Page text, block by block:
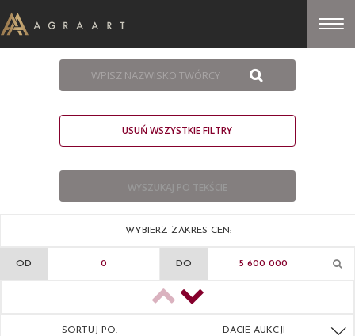
USUŃ WSZYSTKIE FILTRY
WYBIERZ ZAKRES CEN:
OD DO
SORTUJ PO: DACIE AUKCJI